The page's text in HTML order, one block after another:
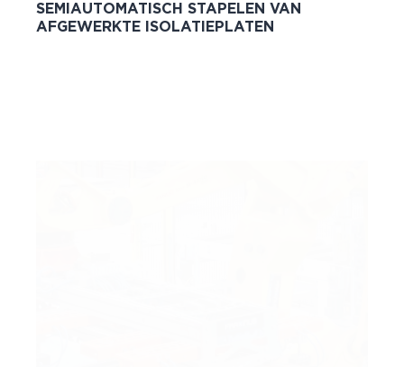
SEMIAUTOMATISCH STAPELEN VAN
AFGEWERKTE ISOLATIEPLATEN